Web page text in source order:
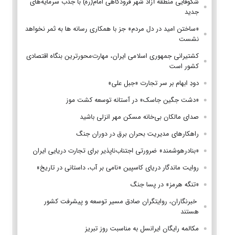
جدید
«ساختن امید در دل مردم» جز با همکاری رسانه ها به ثمر نخواهد
نشست
کشتیرانی جمهوری اسلامی ایران، مهارت‌محورترین بنگاه اقتصادی
کشور است
دودِ ابهام بر سر تجارت «جبل علی»
«دشت جگین جاسک» در آستانه توسعه کشت موز
صدای مالکان بی‌خانه مسکن مهر انزلی باشید
راهکارهای مدیریت بحران برق در دوران جنگ
«بنادرهوشمند» ضرورتی اجتناب‌ناپذیر برای تجارت دریایی ایران
روایت ماندگار دریای کاسپین «نامی بر آب، داستانی در تاریخ»
«تنگه هرمز» در پسا جنگ
‌ خبرنگاران، روایتگران صادق مسیر توسعه و پیشرفت کشور
هستند
مکالمه رایگان ایرانسل به مناسبت روز تبریز